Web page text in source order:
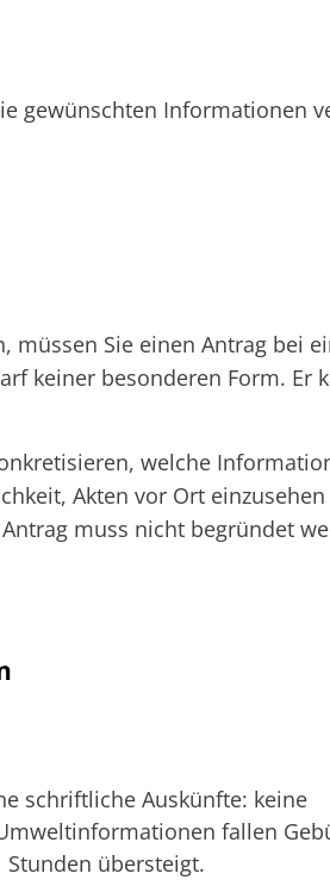
gewünschten Informationen
müssen Sie einen Antrag bei
keiner besonderen Form. Er
welche
Akten vor Ort
muss nicht begründet
schriftliche Auskünfte: keine
fallen
übersteigt.